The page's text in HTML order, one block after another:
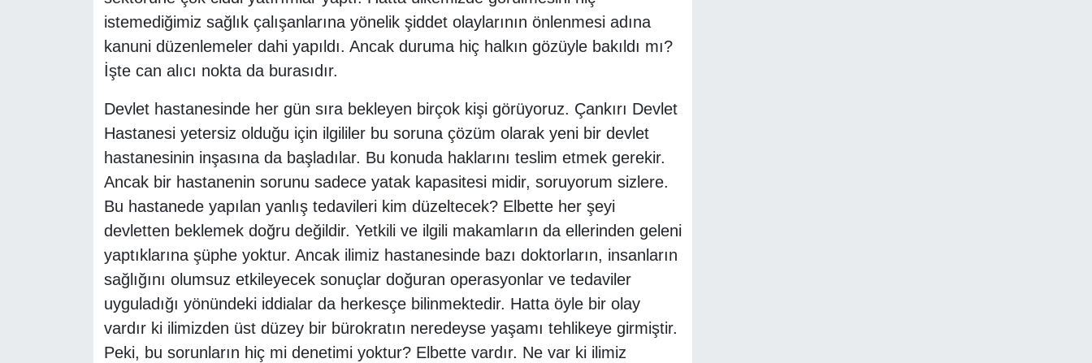
istemediğimiz sağlık çalışanlarına yönelik şiddet olaylarının önlenmesi adına
kanuni düzenlemeler dahi yapıldı. Ancak duruma hiç halkın gözüyle bakıldı mı?
İşte can alıcı nokta da burasıdır.
Devlet hastanesinde her gün sıra bekleyen birçok kişi görüyoruz. Çankırı Devlet
Hastanesi yetersiz olduğu için ilgililer bu soruna çözüm olarak yeni bir devlet
hastanesinin inşasına da başladılar. Bu konuda haklarını teslim etmek gerekir.
Ancak bir hastanenin sorunu sadece yatak kapasitesi midir, soruyorum sizlere.
Bu hastanede yapılan yanlış tedavileri kim düzeltecek? Elbette her şeyi
devletten beklemek doğru değildir. Yetkili ve ilgili makamların da ellerinden geleni
yaptıklarına şüphe yoktur. Ancak ilimiz hastanesinde bazı doktorların, insanların
sağlığını olumsuz etkileyecek sonuçlar doğuran operasyonlar ve tedaviler
uyguladığı yönündeki iddialar da herkesçe bilinmektedir. Hatta öyle bir olay
vardır ki ilimizden üst düzey bir bürokratın neredeyse yaşamı tehlikeye girmiştir.
Peki, bu sorunların hiç mi denetimi yoktur? Elbette vardır. Ne var ki ilimiz